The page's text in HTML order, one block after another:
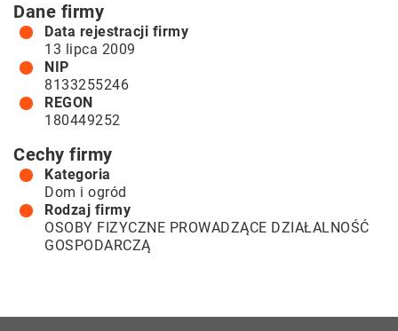
Dane firmy
Data rejestracji firmy
13 lipca 2009
NIP
8133255246
REGON
180449252
Cechy firmy
Kategoria
Dom i ogród
Rodzaj firmy
OSOBY FIZYCZNE PROWADZĄCE DZIAŁALNOŚĆ
GOSPODARCZĄ